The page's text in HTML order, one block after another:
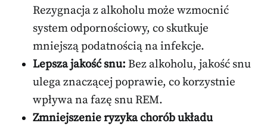
Rezygnacja z alkoholu może wzmocnić
system odpornościowy, co skutkuje
mniejszą podatnością na infekcje.
Lepsza jakość snu: Bez alkoholu, jakość snu
ulega znaczącej poprawie, co korzystnie
wpływa na fazę snu REM.
Zmniejszenie ryzyka chorób układu